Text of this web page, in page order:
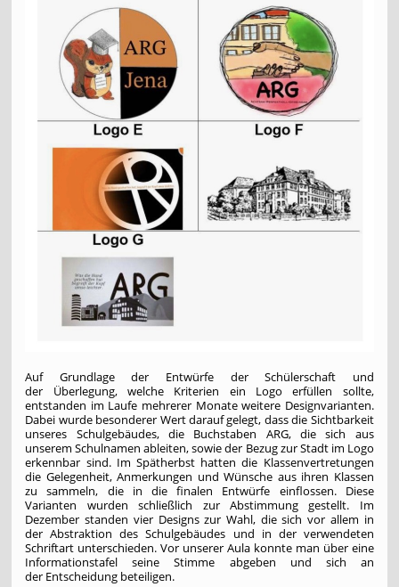
Auf Grundlage der Entwürfe der Schülerschaft und
der Überlegung, welche Kriterien ein Logo erfüllen sollte,
entstanden im Laufe mehrerer Monate weitere Designvarianten.
Dabei wurde besonderer Wert darauf gelegt, dass die Sichtbarkeit
unseres Schulgebäudes, die Buchstaben ARG, die sich aus
unserem Schulnamen ableiten, sowie der Bezug zur Stadt im Logo
erkennbar sind. Im Spätherbst hatten die Klassenvertretungen
die Gelegenheit, Anmerkungen und Wünsche aus ihren Klassen
zu sammeln, die in die finalen Entwürfe einflossen. Diese
Varianten wurden schließlich zur Abstimmung gestellt. Im
Dezember standen vier Designs zur Wahl, die sich vor allem in
der Abstraktion des Schulgebäudes und in der verwendeten
Schriftart unterschieden. Vor unserer Aula konnte man über eine
Informationstafel seine Stimme abgeben und sich an
der Entscheidung beteiligen.